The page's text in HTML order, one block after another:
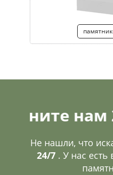
нам 24 / 7
Не нашли, что
24/7. У нас есть